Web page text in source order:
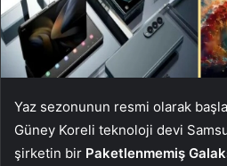
Yaz sezonunun resmi olarak
Güney Koreli teknoloji devi
şirketin bir Paketlenmemiş